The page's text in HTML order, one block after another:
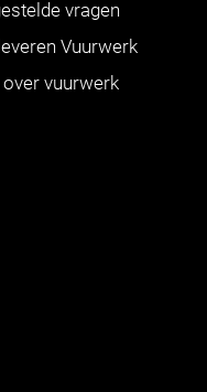
vragen
Vuurwerk
vuurwerk